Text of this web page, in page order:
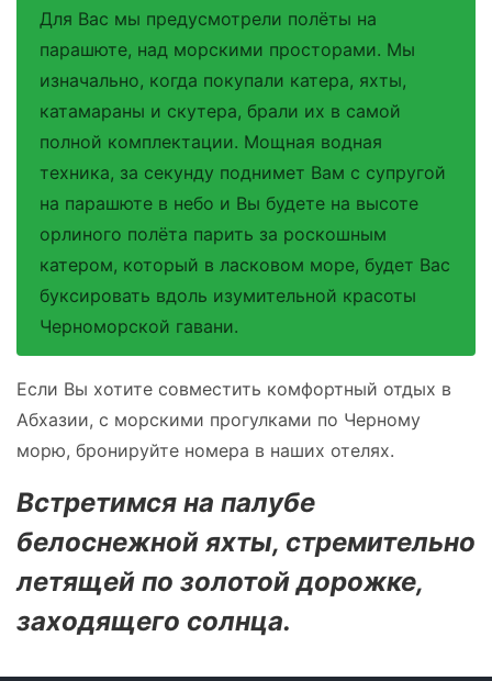
Для Вас мы предусмотрели полёты на
парашюте, над морскими просторами. Мы
изначально, когда покупали катера, яхты,
катамараны и скутера, брали их в самой
полной комплектации. Мощная водная
техника, за секунду поднимет Вам с супругой
на парашюте в небо и Вы будете на высоте
орлиного полёта парить за роскошным
катером, который в ласковом море, будет Вас
буксировать вдоль изумительной красоты
Черноморской гавани.
Если Вы хотите совместить комфортный отдых в
Абхазии, с морскими прогулками по Черному
морю, бронируйте номера в наших отелях.
Встретимся на палубе
белоснежной яхты, стремительно
летящей по золотой дорожке,
заходящего солнца.